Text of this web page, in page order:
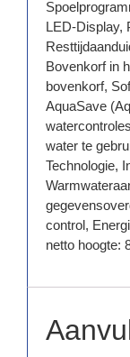
LED-Display,
Bovenkorf in
bovenkorf,
AquaSave
water te
Technologie,
control,
netto hoogte: